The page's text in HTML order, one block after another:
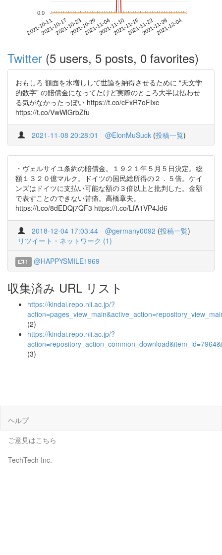
2021-10-112021-10-172021-10-232021-10-292021-11-042021-11-102021-11-162021-11-222021-11-282021-12-04
0.0
Twitter (5 users, 5 posts, 0 favorites)
おもしろ 額面を水増しして世論を納得させるために “天文学
的数字” の賠償金になってたけど実際のところ大半は払わせ
る気がなかったっぽい https://t.co/cFxR7oFIxc
https://t.co/VwWlGrbZfu
2021-11-08 20:28:01 @ElonMuSuck (投稿一覧)
・ヴェルサイユ条約の賠償金。１９２１年５月５日決定。総
額１３２０億マルク。ドイツの国民総所得の２．５倍。ケイ
ンズはドイツに支払い可能な額の３倍以上と批判した。金額
で表すことのできない苦痛。高橋章夫。
https://t.co/8dEDQj7QF3 https://t.co/LfA1VP4Jd6
2018-12-04 17:03:44 @germany0092 (投稿一覧)
リツイート・ネットワーク (1)
1 @HAPPYSMILE1969
収集済み URL リスト
https://kindai.repo.nii.ac.jp/?
(2)
https://kindai.repo.nii.ac.jp/?
(3)
ヘルプ
ご意見はこちら
TechTech Inc.